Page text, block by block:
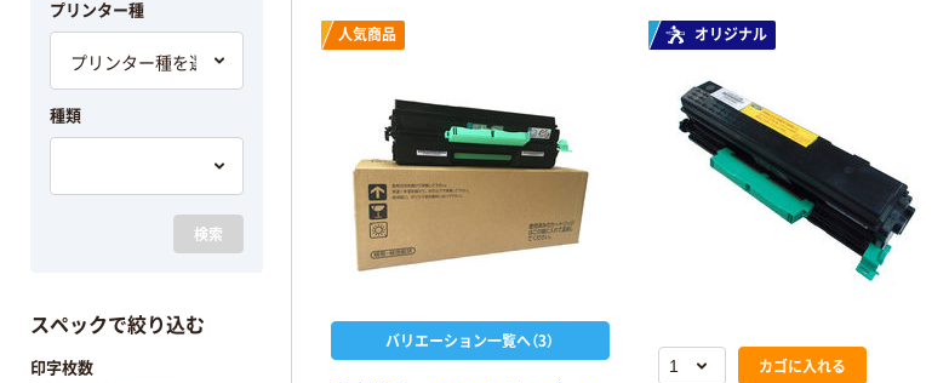
人気商品
バリエーション一覧へ（3）
オリジナル
カゴに入れる
プリンター種
種類
検索
スペックで絞り込む
印字枚数